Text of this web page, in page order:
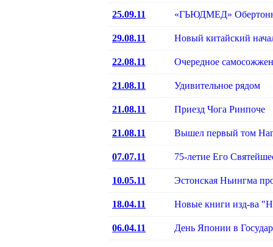
25.09.11 «ГЬЮДМЕД»
29.08.11 Новый китайский
22.08.11 Очередное
21.08.11 Удивительное рядом
21.08.11 Приезд Чога Ринпоче
21.08.11 Вышел первый том
07.07.11 75-летие Его
10.05.11 Эстонская Ньингма
18.04.11 Новые книги изд-ва
06.04.11 День Японии в